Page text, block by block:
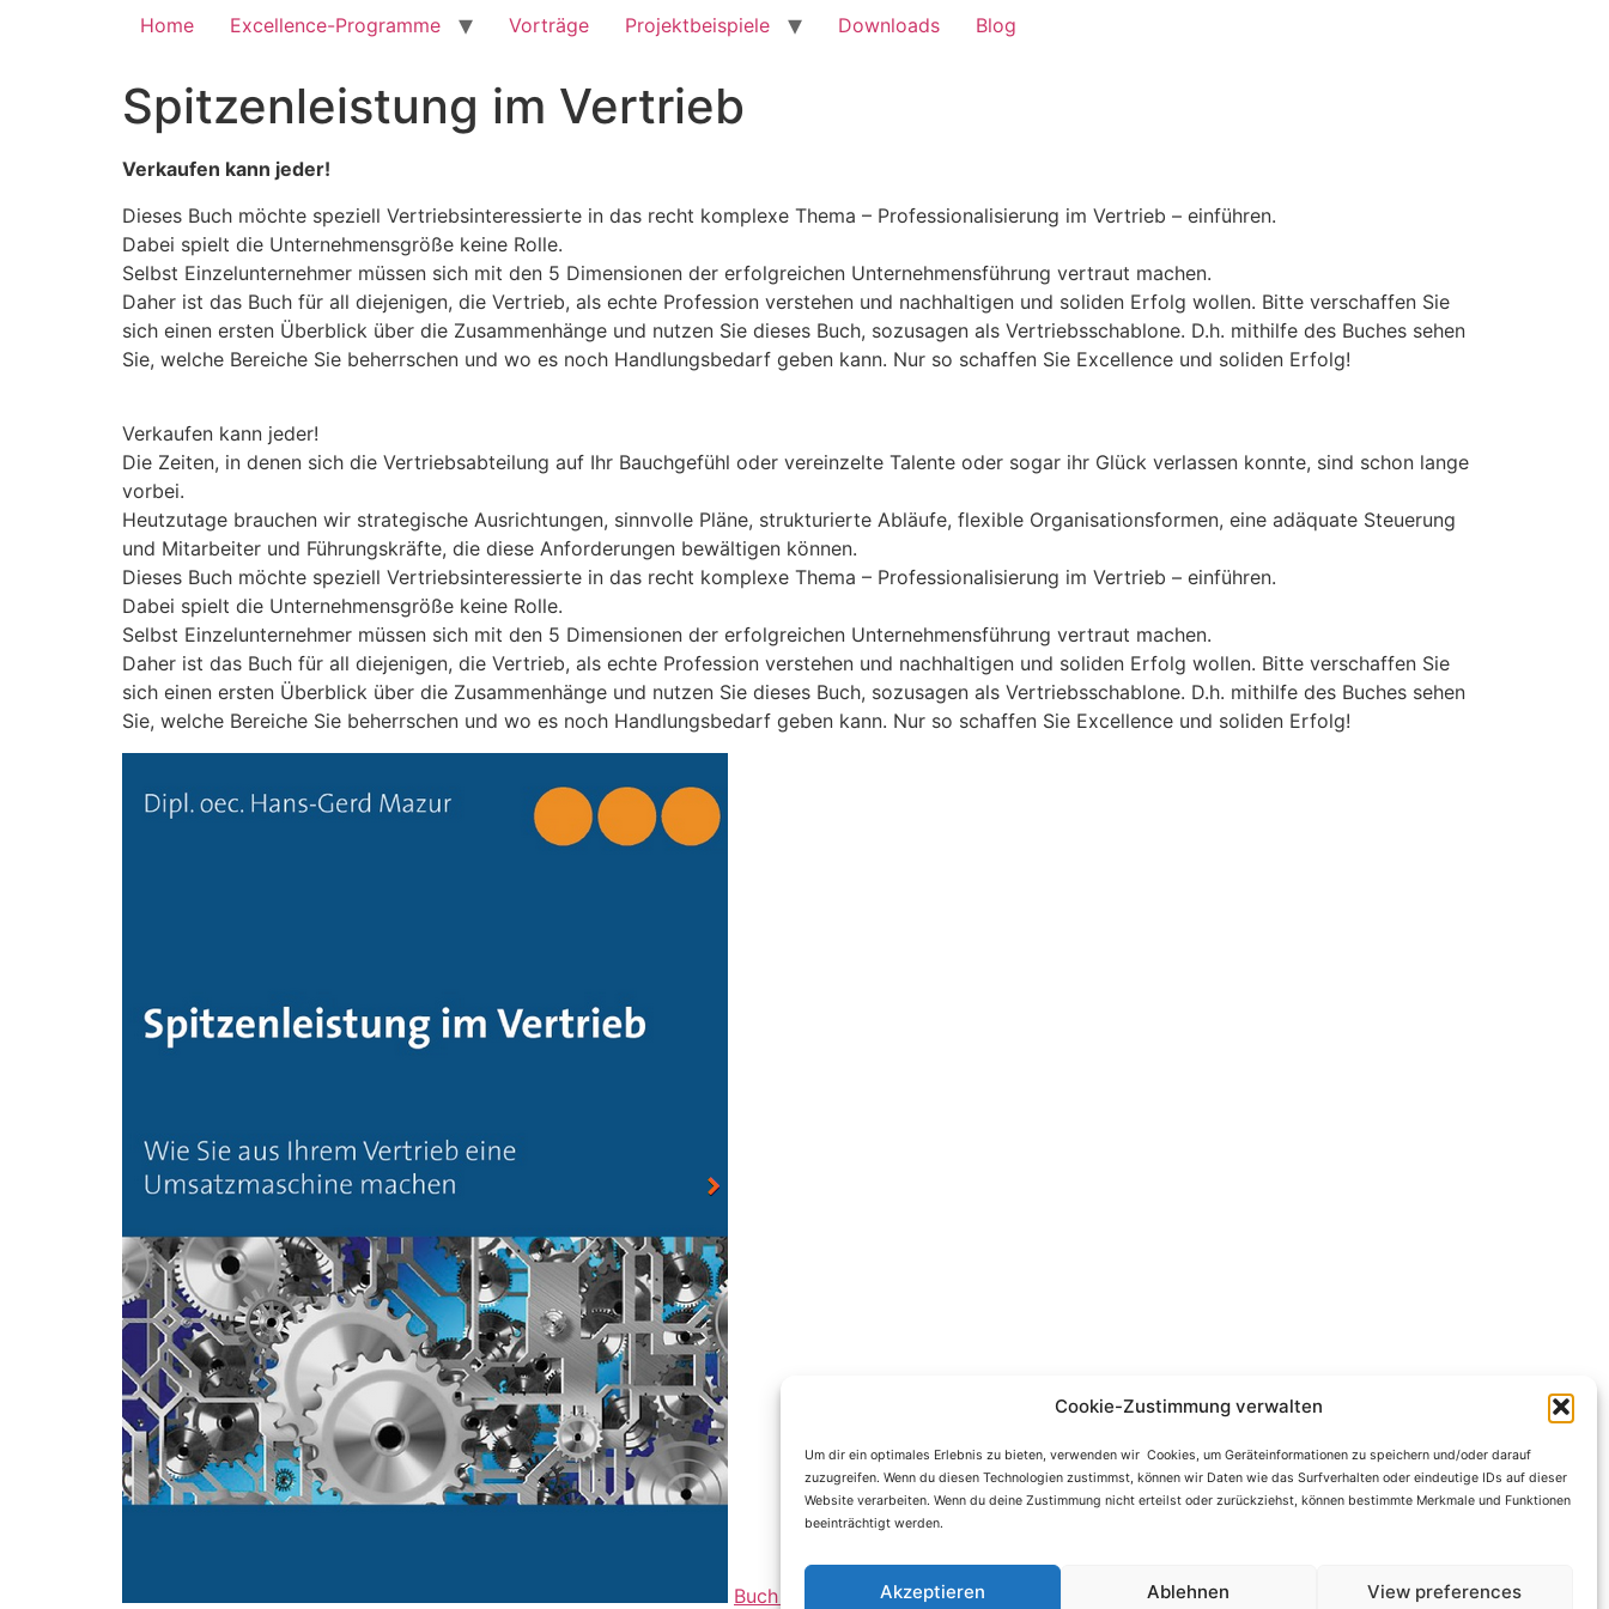
Cookie-Zustimmung verwalten
Um dir ein optimales Erlebnis zu bieten, verwenden wir Cookies, um Geräteinformationen zu speichern und/oder darauf
zuzugreifen. Wenn du diesen Technologien zustimmst, können wir Daten wie das Surfverhalten oder eindeutige IDs auf dieser
Website verarbeiten. Wenn du deine Zustimmung nicht erteilst oder zurückziehst, können bestimmte Merkmale und Funktionen
beeinträchtigt werden.
Akzeptieren Ablehnen View preferences
Home Excellence-Programme Vorträge Projektbeispiele Downloads Blog
Spitzenleistung im Vertrieb
Verkaufen kann jeder!
Dieses Buch möchte speziell Vertriebsinteressierte in das recht komplexe Thema – Professionalisierung im Vertrieb – einführen.
Dabei spielt die Unternehmensgröße keine Rolle.
Selbst Einzelunternehmer müssen sich mit den 5 Dimensionen der erfolgreichen Unternehmensführung vertraut machen.
Daher ist das Buch für all diejenigen, die Vertrieb, als echte Profession verstehen und nachhaltigen und soliden Erfolg wollen. Bitte verschaffen Sie
sich einen ersten Überblick über die Zusammenhänge und nutzen Sie dieses Buch, sozusagen als Vertriebsschablone. D.h. mithilfe des Buches sehen
Sie, welche Bereiche Sie beherrschen und wo es noch Handlungsbedarf geben kann. Nur so schaffen Sie Excellence und soliden Erfolg!
Verkaufen kann jeder!
Die Zeiten, in denen sich die Vertriebsabteilung auf Ihr Bauchgefühl oder vereinzelte Talente oder sogar ihr Glück verlassen konnte, sind schon lange
vorbei.
Heutzutage brauchen wir strategische Ausrichtungen, sinnvolle Pläne, strukturierte Abläufe, flexible Organisationsformen, eine adäquate Steuerung
und Mitarbeiter und Führungskräfte, die diese Anforderungen bewältigen können.
Dieses Buch möchte speziell Vertriebsinteressierte in das recht komplexe Thema – Professionalisierung im Vertrieb – einführen.
Dabei spielt die Unternehmensgröße keine Rolle.
Selbst Einzelunternehmer müssen sich mit den 5 Dimensionen der erfolgreichen Unternehmensführung vertraut machen.
Daher ist das Buch für all diejenigen, die Vertrieb, als echte Profession verstehen und nachhaltigen und soliden Erfolg wollen. Bitte verschaffen Sie
sich einen ersten Überblick über die Zusammenhänge und nutzen Sie dieses Buch, sozusagen als Vertriebsschablone. D.h. mithilfe des Buches sehen
Sie, welche Bereiche Sie beherrschen und wo es noch Handlungsbedarf geben kann. Nur so schaffen Sie Excellence und soliden Erfolg!
Buch bestellen